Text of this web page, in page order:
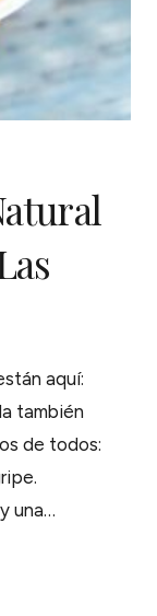
aquí:
también
de todos:
una…